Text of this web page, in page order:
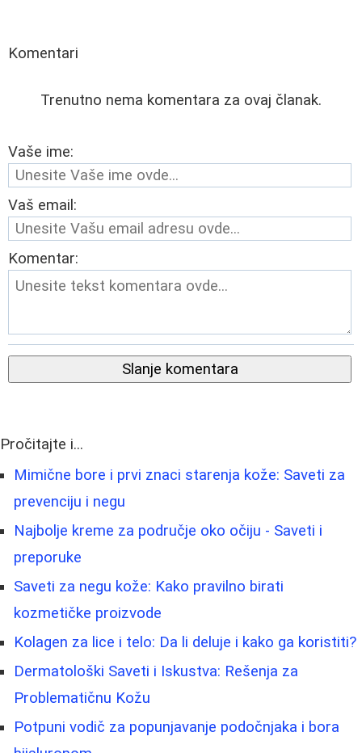
Komentari
Trenutno nema komentara za ovaj članak.
Vaše ime:
Vaš email:
Komentar:
Slanje komentara
Pročitajte i...
Mimične bore i prvi znaci starenja kože: Saveti za
prevenciju i negu
Najbolje kreme za područje oko očiju - Saveti i
preporuke
Saveti za negu kože: Kako pravilno birati
kozmetičke proizvode
Kolagen za lice i telo: Da li deluje i kako ga koristiti?
Dermatološki Saveti i Iskustva: Rešenja za
Problematičnu Kožu
Potpuni vodič za popunjavanje podočnjaka i bora